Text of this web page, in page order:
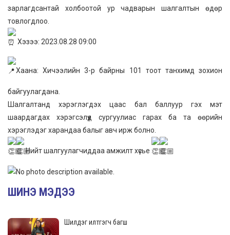
зарлагдсантай холбоотой ур чадварын шалгалтын өдөр
товлогдлоо.
Хэзээ: 2023.08.28 09:00
Хаана: Хичээлийн 3-р байрны 101 тоот танхимд зохион
байгуулагдана.
Шалгалтанд хэрэглэгдэх цаас бал баллуур гэх мэт
шаардагдах хэрэгсэлүүд сургуулиас гарах ба та өөрийн
хэрэглэдэг харандаа балыг авч ирж болно.
Нийт шалгуулагчиддаа амжилт хүсье
ШИНЭ МЭДЭЭ
Шилдэг илтгэгч багш